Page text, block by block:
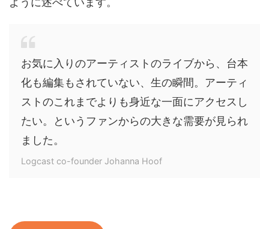
お気に入りのアーティストのライブから、台本
化も編集もされていない、生の瞬間。アーティ
ストのこれまでよりも身近な一面にアクセスし
たい。というファンからの大きな需要が見られ
ました。
Logcast co-founder Johanna Hoof